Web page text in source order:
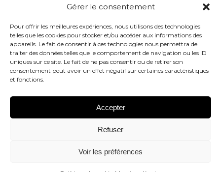
Gérer le consentement
Pour offrir les meilleures expériences, nous utilisons des technologies
telles que les cookies pour stocker et/ou accéder aux informations des
appareils. Le fait de consentir à ces technologies nous permettra de
traiter des données telles que le comportement de navigation ou les ID
uniques sur ce site. Le fait de ne pas consentir ou de retirer son
consentement peut avoir un effet négatif sur certaines caractéristiques
et fonctions.
Accepter
Refuser
Voir les préférences
Qu’est-ce qu’une crise en entreprise ? Définition,
Quels sont les facteurs de la crise les plus courants
?
Quelles sont les principales typologies de la crise ?
crise ?
Contacter un expert